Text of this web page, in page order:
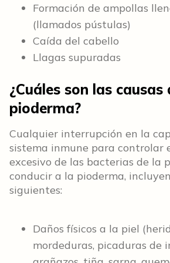
Formación de ampollas
(llamados pústulas)
Caída del cabello
Llagas supuradas
¿Cuáles son las causas
pioderma?
Cualquier interrupción en la
sistema inmune para controlar
excesivo de las bacterias de la
conducir a la pioderma,
siguientes:
Daños físicos a la piel
mordeduras, picaduras de